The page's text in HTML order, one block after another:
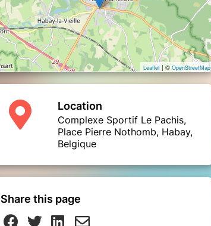
Leaflet | © OpenStreetMap
Location
Complexe Sportif Le Pachis,
Place Pierre Nothomb, Habay,
Belgique
Share this page